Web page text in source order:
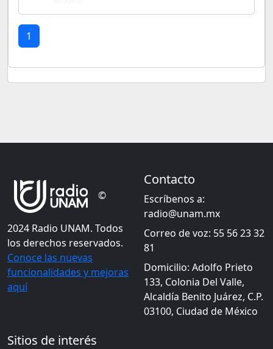
1
©
2024 Radio UNAM. Todos
los derechos reservados.
Conoce las nuevas
funcionalidades y mejoras
aquí
Contacto
Escríbenos a:
radio@unam.mx
Correo de voz: 55 56 23 32
81
Domicilio: Adolfo Prieto
133, Colonia Del Valle,
Alcaldía Benito Juárez, C.P.
03100, Ciudad de México
Sitios de interés